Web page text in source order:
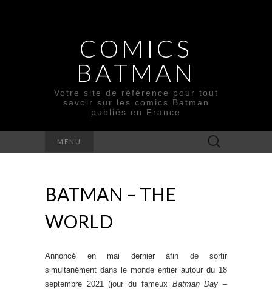
COMICS
BATMAN
Votre site de référence pour tout
savoir sur les comics Batman
publiés en France
MENU Rechercher :
BATMAN – THE
WORLD
Annoncé en mai dernier afin de sortir
simultanément dans le monde entier autour du 18
septembre 2021 (jour du fameux Batman Day –